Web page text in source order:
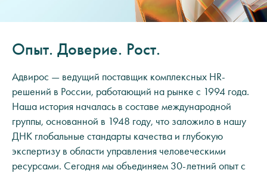
Опыт. Доверие. Рост.
Адвирос — ведущий поставщик комплексных HR-
решений в России, работающий на рынке с 1994 года.
Наша история началась в составе международной
группы, основанной в 1948 году, что заложило в нашу
ДНК глобальные стандарты качества и глубокую
экспертизу в области управления человеческими
ресурсами. Сегодня мы объединяем 30-летний опыт с